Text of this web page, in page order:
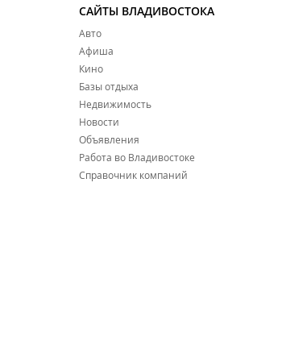
САЙТЫ ВЛАДИВОСТОКА
Авто
Афиша
Кино
Базы отдыха
Недвижимость
Новости
Объявления
Работа во Владивостоке
Справочник компаний